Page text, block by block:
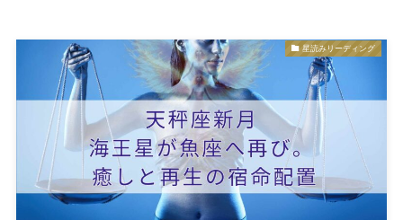
星読みリーディング